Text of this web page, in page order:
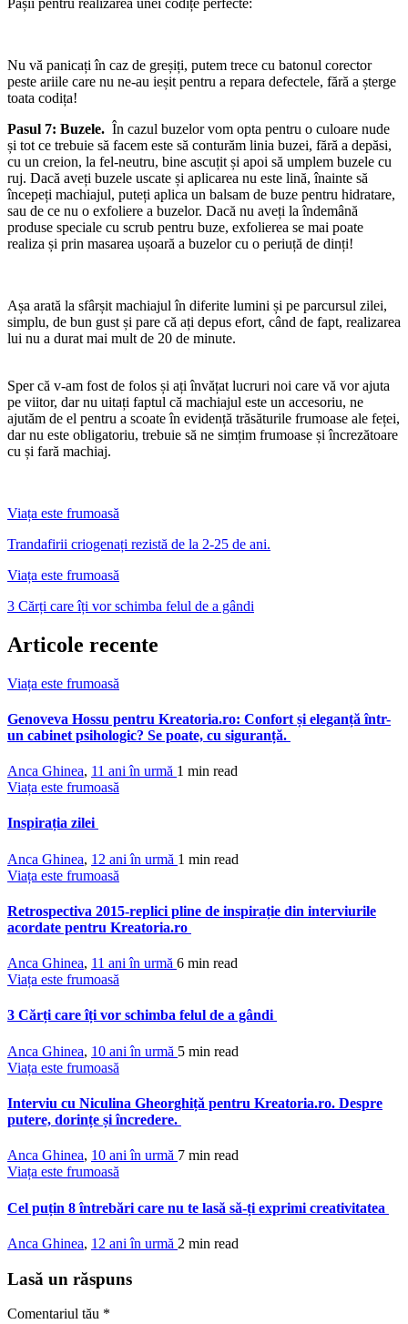
Nu vă panicați în caz de greșiți, putem trece cu batonul corector
peste ariile care nu ne-au ieșit pentru a repara defectele, fără a șterge
toata codița!
Pasul 7: Buzele. În cazul buzelor vom opta pentru o culoare nude
și tot ce trebuie să facem este să conturăm linia buzei, fără a depăsi,
cu un creion, la fel-neutru, bine ascuțit și apoi să umplem buzele cu
ruj. Dacă aveți buzele uscate și aplicarea nu este lină, înainte să
începeți machiajul, puteți aplica un balsam de buze pentru hidratare,
sau de ce nu o exfoliere a buzelor. Dacă nu aveți la îndemână
produse speciale cu scrub pentru buze, exfolierea se mai poate
realiza și prin masarea ușoară a buzelor cu o periuță de dinți!
Așa arată la sfârșit machiajul în diferite lumini și pe parcursul zilei,
simplu, de bun gust și pare că ați depus efort, când de fapt, realizarea
lui nu a durat mai mult de 20 de minute.
Sper că v-am fost de folos și ați învățat lucruri noi care vă vor ajuta
pe viitor, dar nu uitați faptul că machiajul este un accesoriu, ne
ajutăm de el pentru a scoate în evidență trăsăturile frumoase ale feței,
dar nu este obligatoriu, trebuie să ne simțim frumoase și încrezătoare
cu și fară machiaj.
Viața este frumoasă
Trandafirii criogenați rezistă de la 2-25 de ani.
Viața este frumoasă
3 Cărți care îți vor schimba felul de a gândi
Articole recente
Viața este frumoasă
Genoveva Hossu pentru Kreatoria.ro: Confort și eleganță într-
un cabinet psihologic? Se poate, cu siguranță.
Anca Ghinea, 11 ani în urmă 1 min read
Viața este frumoasă
Inspirația zilei
Anca Ghinea, 12 ani în urmă 1 min read
Viața este frumoasă
Retrospectiva 2015-replici pline de inspirație din interviurile
acordate pentru Kreatoria.ro
Anca Ghinea, 11 ani în urmă 6 min read
Viața este frumoasă
3 Cărți care îți vor schimba felul de a gândi
Anca Ghinea, 10 ani în urmă 5 min read
Viața este frumoasă
Interviu cu Niculina Gheorghiță pentru Kreatoria.ro. Despre
putere, dorințe și încredere.
Anca Ghinea, 10 ani în urmă 7 min read
Viața este frumoasă
Cel puțin 8 întrebări care nu te lasă să-ți exprimi creativitatea
Anca Ghinea, 12 ani în urmă 2 min read
Lasă un răspuns
Comentariul tău *